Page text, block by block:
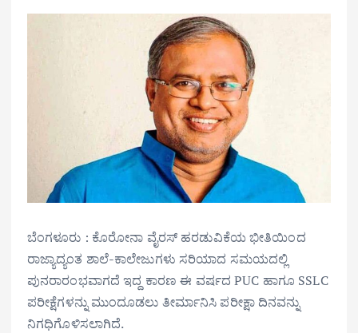
ಬೆಂಗಳೂರು : ಕೊರೋನಾ ವೈರಸ್ ಹರಡುವಿಕೆಯ ಭೀತಿಯಿಂದ
ರಾಜ್ಯಾದ್ಯಂತ ಶಾಲೆ-ಕಾಲೇಜುಗಳು ಸರಿಯಾದ ಸಮಯದಲ್ಲಿ
ಪುನರಾರಂಭವಾಗದೆ ಇದ್ದ ಕಾರಣ ಈ ವರ್ಷದ PUC ಹಾಗೂ SSLC
ಪರೀಕ್ಷೆಗಳನ್ನು ಮುಂದೂಡಲು ತೀರ್ಮಾನಿಸಿ ಪರೀಕ್ಷಾ ದಿನವನ್ನು
ನಿಗಧಿಗೊಳಿಸಲಾಗಿದೆ.